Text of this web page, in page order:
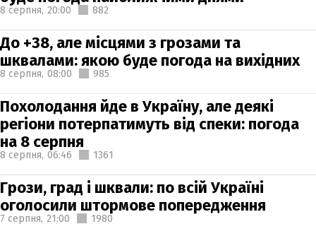
8 серпня, 20:00 882
До +38, але місцями з грозами та
шквалами: якою буде погода на вихідних
8 серпня, 08:00 985
Похолодання йде в Україну, але деякі
регіони потерпатимуть від спеки: погода
на 8 серпня
8 серпня, 06:46 1361
Грози, град і шквали: по всій Україні
оголосили штормове попередження
7 серпня, 21:00 1980